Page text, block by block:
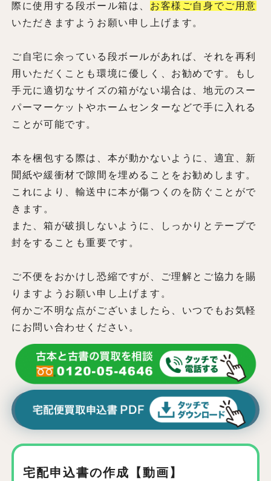
際に使用する段ボール箱は、 お客様ご自身でご用意
いただきますようお願い申し上げます。
ご自宅に余っている段ボールがあれば、それを再利
用いただくことも環境に優しく、お勧めです。もし
手元に適切なサイズの箱がない場合は、地元のスー
パーマーケットやホームセンターなどで手に入れる
ことが可能です。
本を梱包する際は、本が動かないように、適宜、新
聞紙や緩衝材で隙間を埋めることをお勧めします。
これにより、輸送中に本が傷つくのを防ぐことがで
きます。
また、箱が破損しないように、しっかりとテープで
封をすることも重要です。
ご不便をおかけし恐縮ですが、ご理解とご協力を賜
りますようお願い申し上げます。
何かご不明な点がございましたら、いつでもお気軽
にお問い合わせください。
宅配申込書の作成【動画】